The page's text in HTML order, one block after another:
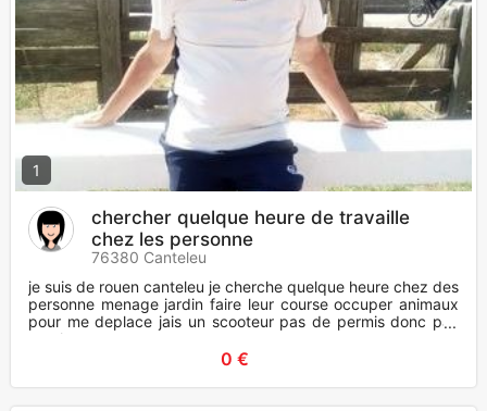
1
chercher quelque heure de travaille
chez les personne
76380 Canteleu
je suis de rouen canteleu je cherche quelque heure chez des
personne menage jardin faire leur course occuper animaux
pour me deplace jais un scooteur pas de permis donc pas
tres l
0 €